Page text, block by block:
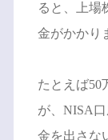
ると、上場
金がかかり
たとえば50
が、NISA
金を出さな